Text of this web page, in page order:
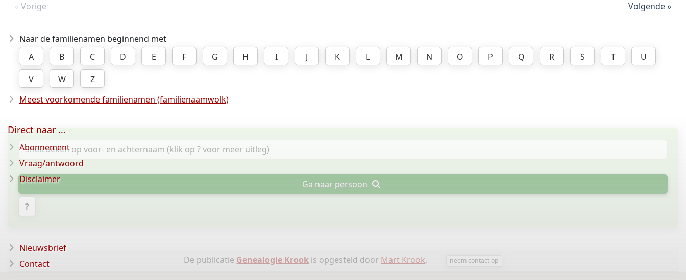
Vorige Volgende
Naar de familienamen beginnend met
A
B C D E F G H I J K L M N O P Q R S T
U
V
W
Z
Meest voorkomende familienamen (familienaamwolk)
Ga naar persoon
?
De publicatie Genealogie Krook is opgesteld door Mart Krook. neem contact op
Direct naar ...
Abonnement
Vraag/antwoord
Disclaimer
Nieuwsbrief
Contact